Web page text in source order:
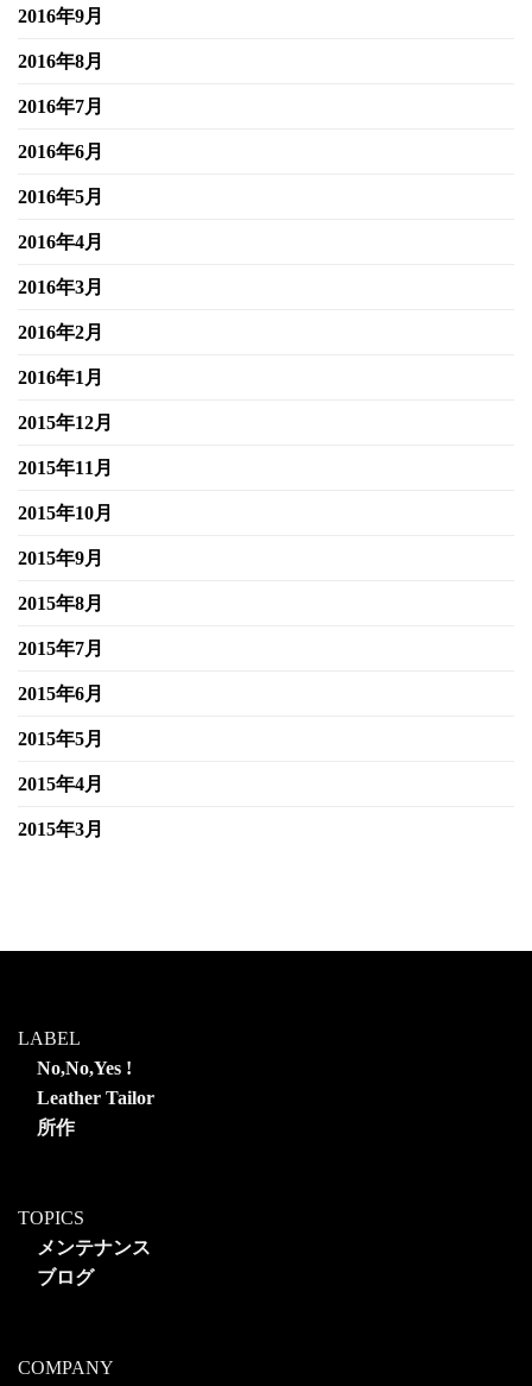
2016年9月
2016年8月
2016年7月
2016年6月
2016年5月
2016年4月
2016年3月
2016年2月
2016年1月
2015年12月
2015年11月
2015年10月
2015年9月
2015年8月
2015年7月
2015年6月
2015年5月
2015年4月
2015年3月
LABEL
No,No,Yes !
Leather Tailor
所作
TOPICS
メンテナンス
ブログ
COMPANY